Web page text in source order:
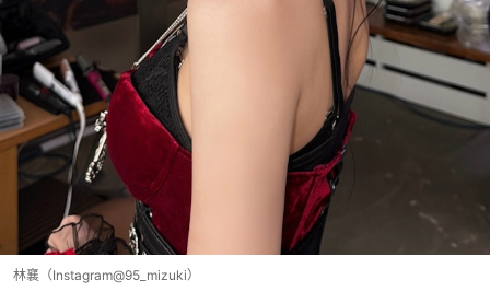
林襄（Instagram@95_mizuki）